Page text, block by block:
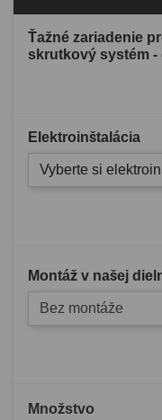
Ťažné zariadenie
skrutkový systém -
Elektroinštalácia
Vyberte si
Montáž v našej
Bez montáže
Množstvo